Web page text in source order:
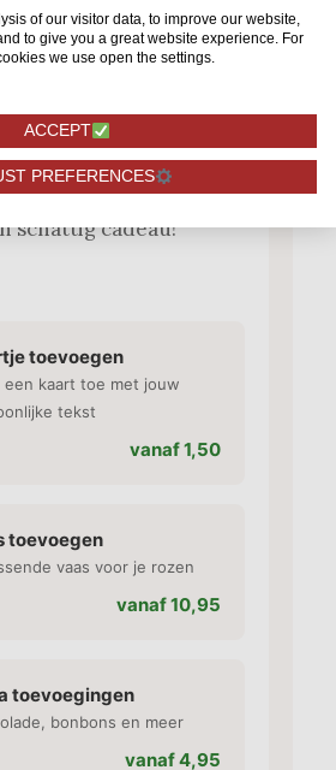
- Beertje
met 10 Sophia
een leuk beertje. Een
schattig cadeau!
toevoegen
een kaart toe met jouw
tekst
vanaf 1,50
toevoegen
vaas voor je rozen
vanaf 10,95
toevoegingen
bonbons en meer
vanaf 4,95
of our visitor data, to improve our website,
to give you a great website experience. For
we use open the settings.
ACCEPT
PREFERENCES